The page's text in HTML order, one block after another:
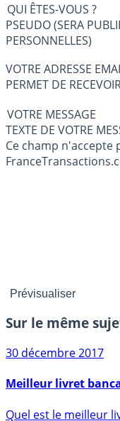
QUI ÊTES-VOUS ?
PSEUDO (SERA
PERSONNELLES)
VOTRE ADRESSE
PERMET DE
VOTRE MESSAGE
Ce champ n'accepte
Sur le même sujet
30 décembre 2017
Meilleur livret